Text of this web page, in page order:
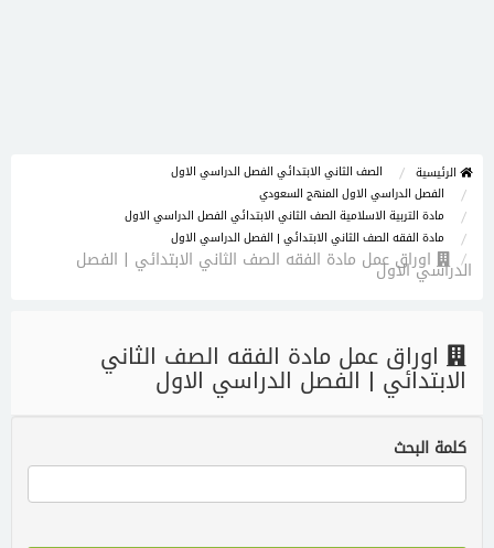
الرئيسية
الصف الثاني الابتدائي الفصل الدراسي الاول
الفصل الدراسي الاول المنهج السعودي
مادة التربية الاسلامية الصف الثاني الابتدائي الفصل الدراسي الاول
مادة الفقه الصف الثاني الابتدائي | الفصل الدراسي الاول
اوراق عمل مادة الفقه الصف الثاني الابتدائي | الفصل
الدراسي الاول
اوراق عمل مادة الفقه الصف الثاني
الابتدائي | الفصل الدراسي الاول
كلمة البحث